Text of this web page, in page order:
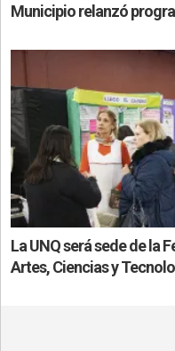
Municipio relanzó
La UNQ será sede de la
Artes, Ciencias y